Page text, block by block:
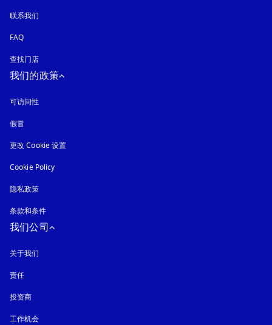
联系我们
FAQ
查找门店
我们的政策
可访问性
假冒
更改 Cookie 设置
Cookie Policy
隐私政策
条款和条件
我们公司
关于我们
责任
投资商
工作机会